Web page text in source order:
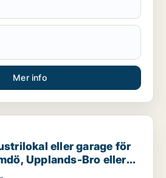
Mer info
eller garage för uthyrning i
eller garage för
Upplands-Bro eller